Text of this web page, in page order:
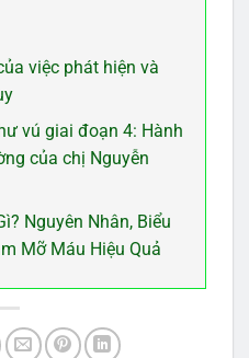
việc phát hiện và
vú giai đoạn 4: Hành
của chị Nguyễn
Nguyên Nhân, Biểu
Mỡ Máu Hiệu Quả